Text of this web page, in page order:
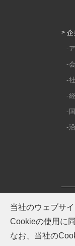
企
当社のウェブサ
Cookieの使用に
なお、当社の